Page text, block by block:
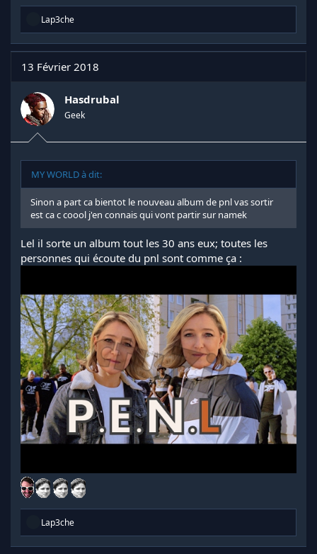
R
a
c
t
n
s
:
Lap3che
13 Février 2018
Hasdrubal
Geek
MY WORLD à dit:
Sinon a part ca bientot le nouveau album de pnl vas sortir
est ca c coool j'en connais qui vont partir sur namek
Lel il sorte un album tout les 30 ans eux; toutes les
personnes qui écoute du pnl sont comme ça :
R
a
Lap3che